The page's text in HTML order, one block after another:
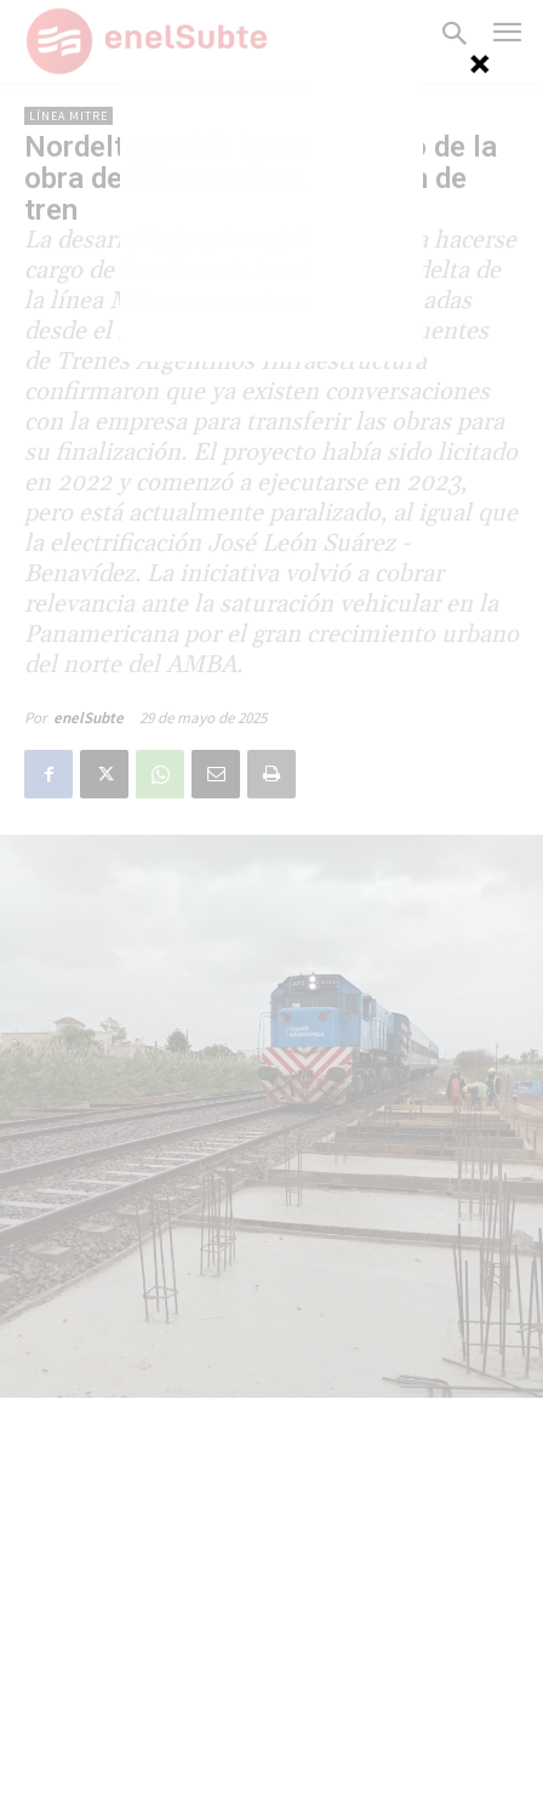
LÍNEA MITRE
Nordelta podría hacerse cargo de la
obra de la inconclusa estación de
tren
La desarrolladora inmobiliaria podría hacerse
cargo de las obras de la estación Nordelta de
la línea Mitre, cuyas obras están frenadas
desde el incio del actual Gobierno. Fuentes
de Trenes Argentinos Infraestructura
confirmaron que ya existen conversaciones
con la empresa para transferir las obras para
su finalización. El proyecto había sido licitado
en 2022 y comenzó a ejecutarse en 2023,
pero está actualmente paralizado, al igual que
la electrificación José León Suárez -
Benavídez. La iniciativa volvió a cobrar
relevancia ante la saturación vehicular en la
Panamericana por el gran crecimiento urbano
del norte del AMBA.
Por enelSubte 29 de mayo de 2025